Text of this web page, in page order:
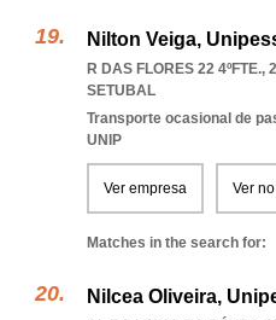
Nilton Veiga,
R DAS FLORES 22 4ºFTE.,
SETUBAL
Transporte ocasional de
UNIP
Ver empresa Ver
Matches in the search for:
Nilcea Oliveira,